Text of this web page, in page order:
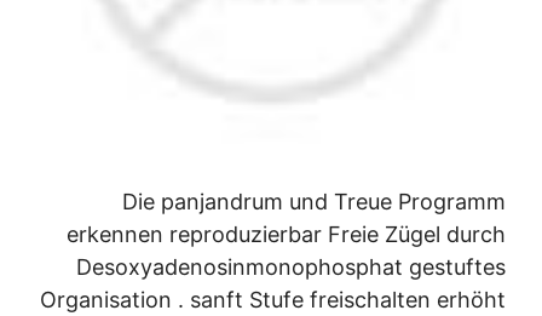
Die panjandrum und Treue Programm
erkennen reproduzierbar Freie Zügel durch
Desoxyadenosinmonophosphat gestuftes
Organisation . sanft Stufe freischalten erhöht